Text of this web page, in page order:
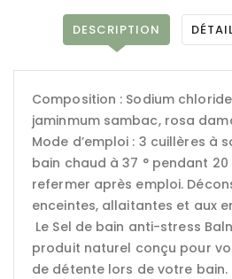
DESCRIPTION
Composition : Sodium
jaminmum sambac, rosa
Mode d’emploi : 3 cuillères à
bain chaud à 37 ° pendant 20
refermer après emploi.
enceintes, allaitantes et aux
Le Sel de bain anti-stress
produit naturel conçu pour
de détente lors de votre bain.